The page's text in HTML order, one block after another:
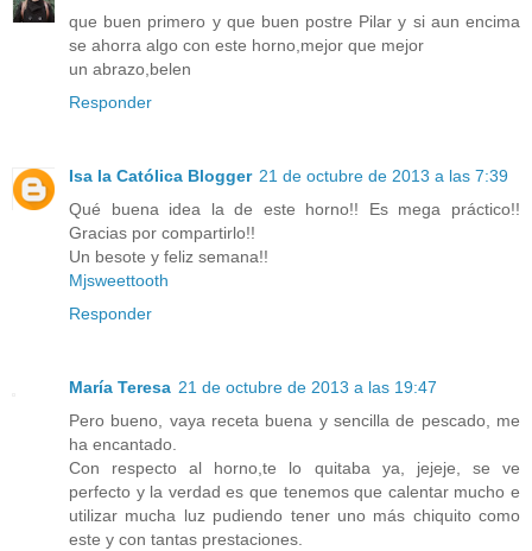
que buen primero y que buen postre Pilar y si aun encima
se ahorra algo con este horno,mejor que mejor
un abrazo,belen
Responder
Isa la Católica Blogger 21 de octubre de 2013 a las 7:39
Qué buena idea la de este horno!! Es mega práctico!!
Gracias por compartirlo!!
Un besote y feliz semana!!
Mjsweettooth
Responder
María Teresa 21 de octubre de 2013 a las 19:47
Pero bueno, vaya receta buena y sencilla de pescado, me
ha encantado.
Con respecto al horno,te lo quitaba ya, jejeje, se ve
perfecto y la verdad es que tenemos que calentar mucho e
utilizar mucha luz pudiendo tener uno más chiquito como
este y con tantas prestaciones.